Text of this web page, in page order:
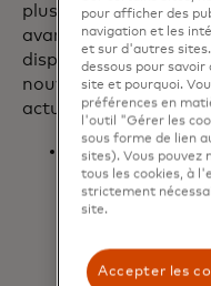
plus significative aux
avantages
disponibles dès
nouveaux membres
actuels de la carte :
Deux codes de
des amis ou à
essayer Game
plus dépensés
premiers mois
pour afficher des
navigation et les
et sur d'autres
dessous pour savoir
site et pourquoi.
préférences en
l'outil "Gérer les
sous forme de lien
sites). Vous pouvez
tous les cookies, à
strictement
site.
Accepter les